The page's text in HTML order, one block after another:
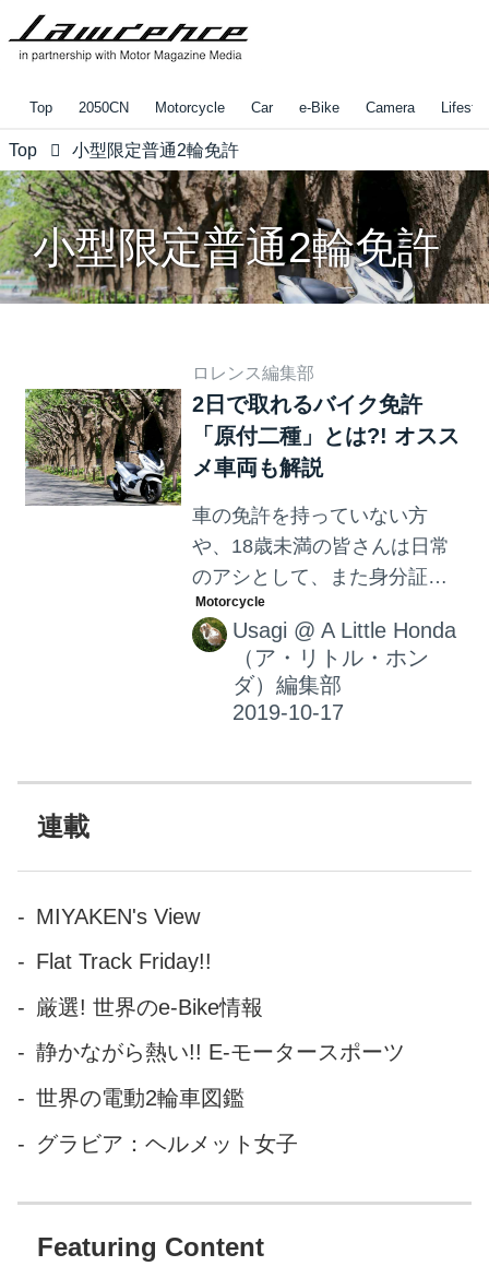
Top 2050CN Motorcycle Car e-Bike Camera
Top 小型限定普通2輪免許
小型限定普通2輪免許
ロレンス編集部
2日で取れるバイク免許
「原付二種」とは?! オスス
メ車両も解説
車の免許を持っていない方
や、18歳未満の皆さんは日常
のアシとして、また身分証と
してバイクの免許を取ろうと
思っている方も多いのでは。
原付で十分なのか、それ以上
の免許が必要なのか？気にな
します！
Usagi @ A Little Honda
（ア・リトル・ホン
ダ）編集部
連載
MIYAKEN's View
Flat Track Friday!!
厳選! 世界のe-Bike情報
静かながら熱い!! E-モータースポーツ
世界の電動2輪車図鑑
グラビア：ヘルメット女子
Featuring Content